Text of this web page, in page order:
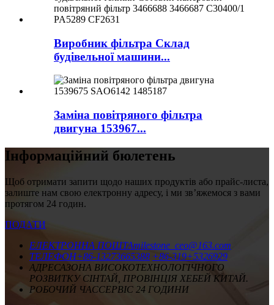
Виробник фільтра Склад
будівельної машини...
Заміна повітряного фільтра
двигуна 153967...
Інформаційний бюлетень
Щоб отримати запити щодо наших продуктів або прайс-листа,
залиште нам свою електронну адресу, і ми зв’яжемося з вами
протягом 24 годин.
ПОДАТИ
ЕЛЕКТРОННА ПОШТАmilestone_ceo@163.com
ТЕЛЕФОН+86-13273665388 +86-319+5326929
АДРЕСАЗОНА ВИСОКОТЕХНОЛОГІЧНОГО
РОЗВИТКУ СІНТАЙ, ПРОВІНЦІЯ ХЕБЕЙ КИТАЙ.
РОБОЧИЙ ЧАССЕРВІС 24 ГОДИНИ